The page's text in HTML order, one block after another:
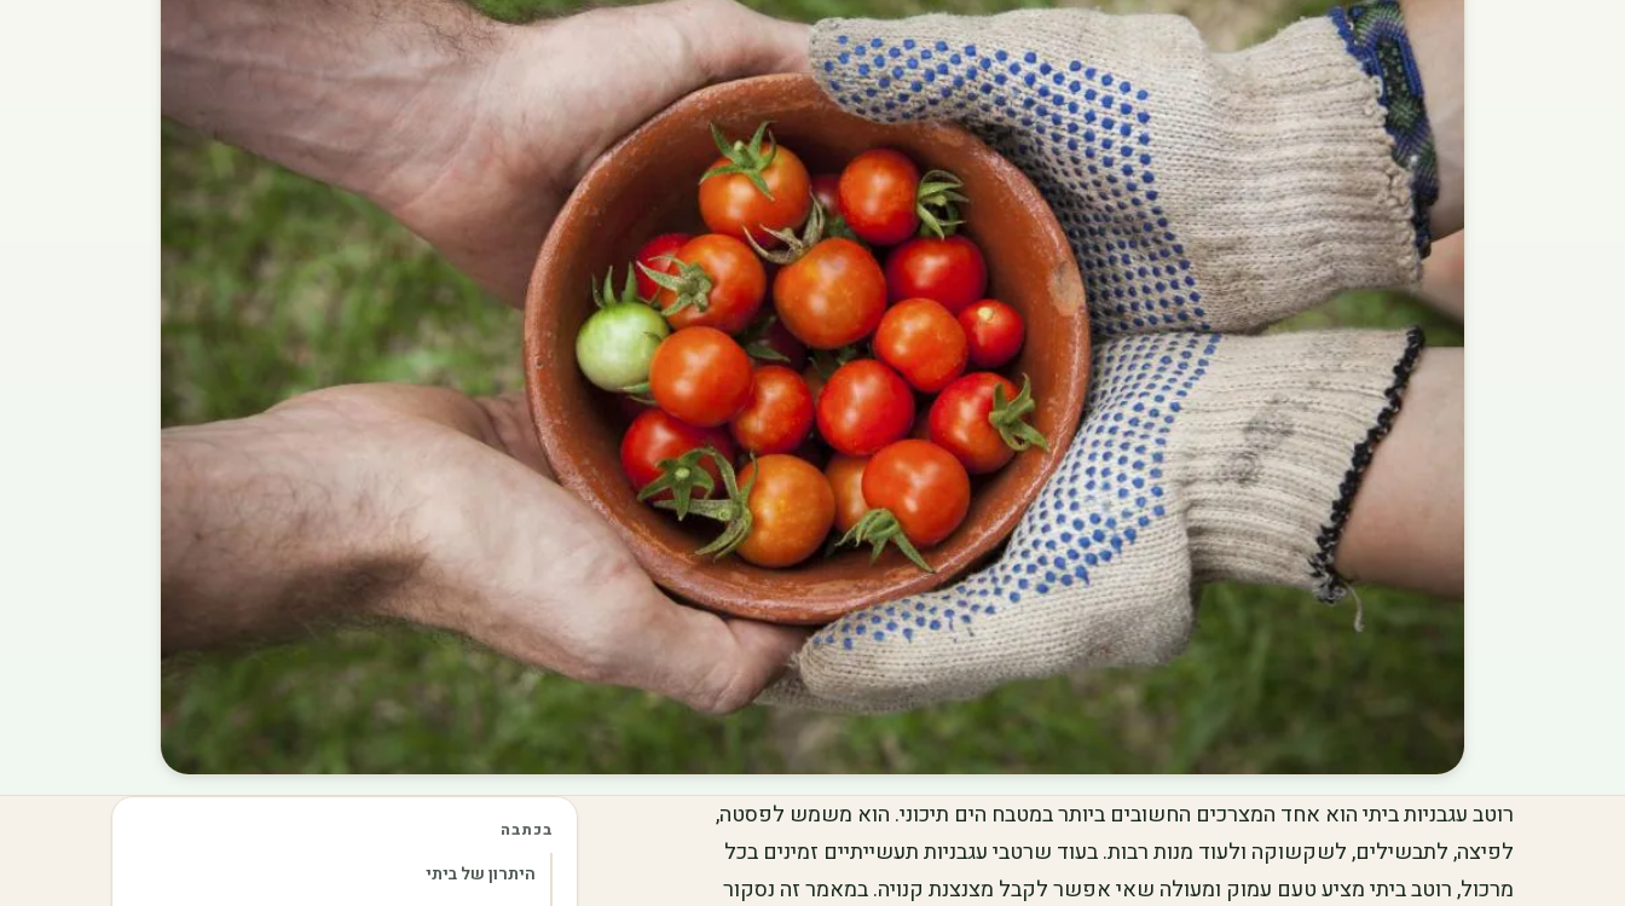
רוטב עגבניות ביתי הוא אחד המצרכים החשובים ביותר במטבח הים תיכוני. הוא משמש לפסטה,
לפיצה, לתבשילים, לשקשוקה ולעוד מנות רבות. בעוד שרטבי עגבניות תעשייתיים זמינים בכל
מרכול, רוטב ביתי מציע טעם עמוק ומעולה שאי אפשר לקבל מצנצנת קנויה. במאמר זה נסקור
בכתבה
היתרון של ביתי